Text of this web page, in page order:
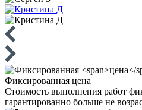
Фиксированная цена
Стоимость выполнения работ
гарантированно больше не